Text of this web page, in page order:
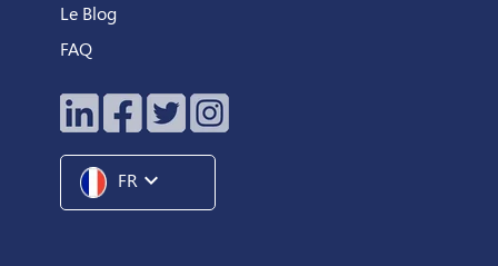
Le Blog
FAQ
FR expand_more